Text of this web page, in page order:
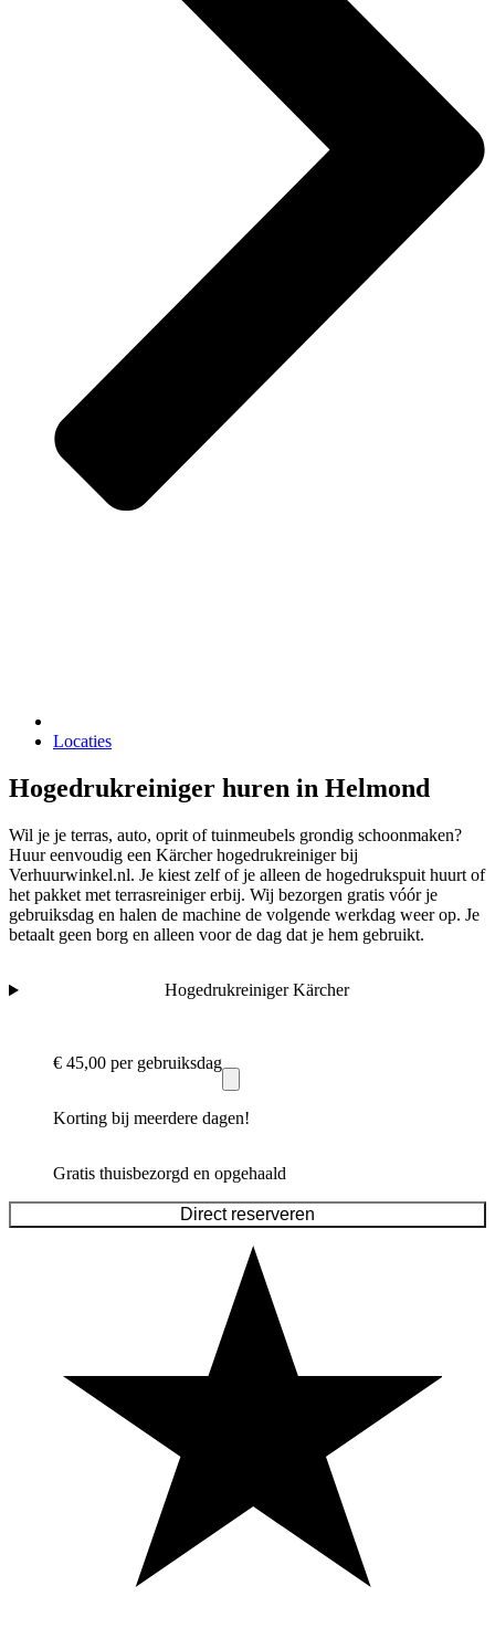
Locaties
Hogedrukreiniger huren in Helmond
Wil je je terras, auto, oprit of tuinmeubels grondig schoonmaken?
Huur eenvoudig een Kärcher hogedrukreiniger bij
Verhuurwinkel.nl. Je kiest zelf of je alleen de hogedrukspuit huurt of
het pakket met terrasreiniger erbij. Wij bezorgen gratis vóór je
gebruiksdag en halen de machine de volgende werkdag weer op. Je
betaalt geen borg en alleen voor de dag dat je hem gebruikt.
Hogedrukreiniger Kärcher
€ 45,00 per gebruiksdag
Korting bij meerdere dagen!
Gratis thuisbezorgd en opgehaald
Direct reserveren